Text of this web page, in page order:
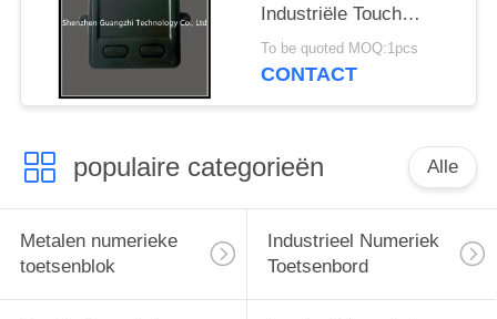
Industriële Touch
screenmuis voor Self -
serviceterminal
To be quoted MOQ:1pcs
CONTACT
populaire categorieën Alle
Metalen numerieke
toetsenblok
Industrieel Numeriek
Toetsenbord